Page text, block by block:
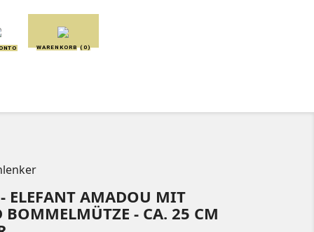
WARENKORB (0)
ELEFANT AMADOU MIT
BOMMELMÜTZE - CA. 25 CM